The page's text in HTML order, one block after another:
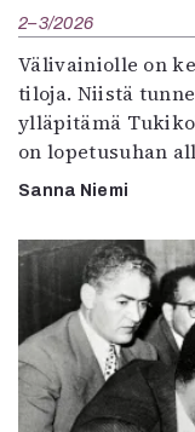
2–3/2026
Välivainiolle on
tiloja. Niistä
ylläpitämä
on lopetusuhan
Sanna Niemi